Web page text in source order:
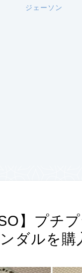
ジェーソン
】プチ
ダルを購